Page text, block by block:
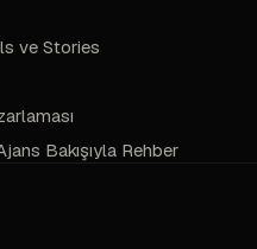
ve Stories
Bakışıyla Rehber